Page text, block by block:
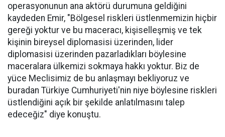
operasyonunun ana aktörü durumuna geldiğini
kaydeden Emir, "Bölgesel riskleri üstlenmemizin hiçbir
gereği yoktur ve bu maceracı, kişiselleşmiş ve tek
kişinin bireysel diplomasisi üzerinden, lider
diplomasisi üzerinden pazarladıkları böylesine
maceralara ülkemizi sokmaya hakkı yoktur. Biz de
yüce Meclisimiz de bu anlaşmayı bekliyoruz ve
buradan Türkiye Cumhuriyeti'nin niye böylesine riskleri
üstlendiğini açık bir şekilde anlatılmasını talep
edeceğiz" diye konuştu.